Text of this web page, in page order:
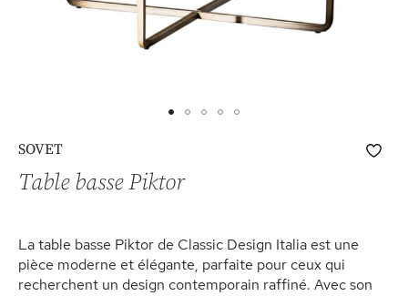
the
beginning
images
gallery
SOVET
Table basse Piktor
La table basse Piktor de Classic Design Italia est une
pièce moderne et élégante, parfaite pour ceux qui
recherchent un design contemporain raffiné. Avec son